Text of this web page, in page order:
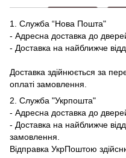
1. Служба “Нова Пошта"
- Адресна доставка до
- Доставка на найближче
Доставка здійнюється за
оплаті замовлення.
2. Служба "Укрпошта"
- Адресна доставка до
- Доставка на найближче
замовлення.
Відправка УкрПоштою